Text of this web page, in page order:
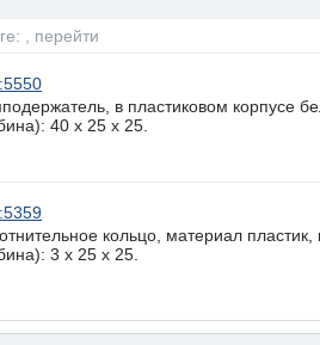
, перейти
в пластиковом корпусе
40 x 25 х 25.
кольцо, материал
3 x 25 х 25.